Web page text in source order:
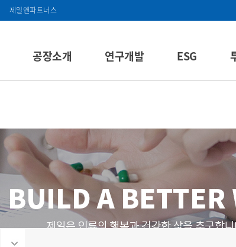
제일앤파트너스
공장소개 연구개발 ESG